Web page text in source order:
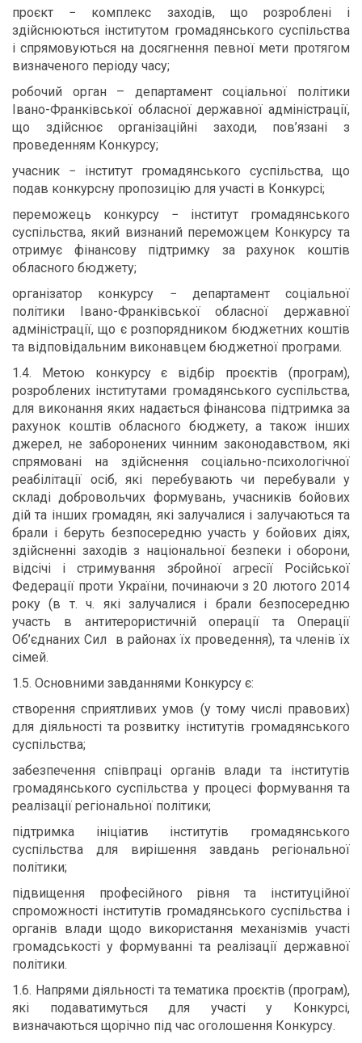
проєкт − комплекс заходів, що розроблені і
здійснюються інститутом громадянського суспільства
і спрямовуються на досягнення певної мети протягом
визначеного періоду часу;
робочий орган – департамент соціальної політики
Івано-Франківської обласної державної адміністрації,
що здійснює організаційні заходи, пов’язані з
проведенням Конкурсу;
учасник − інститут громадянського суспільства, що
подав конкурсну пропозицію для участі в Конкурсі;
переможець конкурсу − інститут громадянського
суспільства, який визнаний переможцем Конкурсу та
отримує фінансову підтримку за рахунок коштів
обласного бюджету;
організатор конкурсу − департамент соціальної
політики Івано-Франківської обласної державної
адміністрації, що є розпорядником бюджетних коштів
та відповідальним виконавцем бюджетної програми.
1.4. Метою конкурсу є відбір проєктів (програм),
розроблених інститутами громадянського суспільства,
для виконання яких надається фінансова підтримка за
рахунок коштів обласного бюджету, а також інших
джерел, не заборонених чинним законодавством, які
спрямовані на здійснення соціально-психологічної
реабілітації осіб, які перебувають чи перебували у
складі добровольчих формувань, учасників бойових
дій та інших громадян, які залучалися і залучаються та
брали і беруть безпосередню участь у бойових діях,
здійсненні заходів з національної безпеки і оборони,
відсічі і стримування збройної агресії Російської
Федерації проти України, починаючи з 20 лютого 2014
року (в т. ч. які залучалися і брали безпосередню
участь в антитерористичній операції та Операції
Об’єднаних Сил в районах їх проведення), та членів їх
сімей.
1.5. Основними завданнями Конкурсу є:
створення сприятливих умов (у тому числі правових)
для діяльності та розвитку інститутів громадянського
суспільства;
забезпечення співпраці органів влади та інститутів
громадянського суспільства у процесі формування та
реалізації регіональної політики;
підтримка ініціатив інститутів громадянського
суспільства для вирішення завдань регіональної
політики;
підвищення професійного рівня та інституційної
спроможності інститутів громадянського суспільства і
органів влади щодо використання механізмів участі
громадськості у формуванні та реалізації державної
політики.
1.6. Напрями діяльності та тематика проєктів (програм),
які подаватимуться для участі у Конкурсі,
визначаються щорічно під час оголошення Конкурсу.